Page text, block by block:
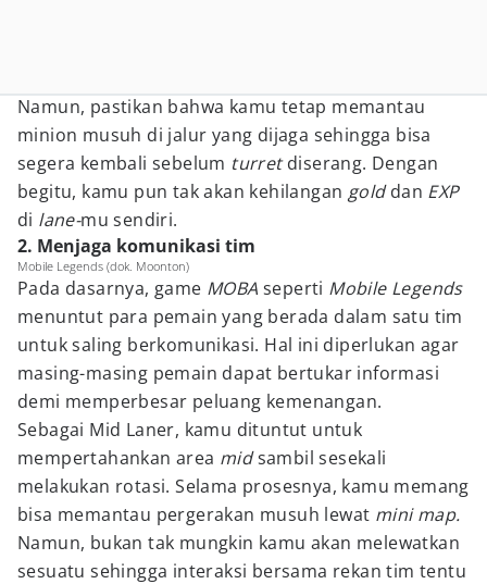
Namun, pastikan bahwa kamu tetap memantau
minion musuh di jalur yang dijaga sehingga bisa
segera kembali sebelum turretdiserang. Dengan
begitu, kamu pun tak akan kehilangan golddan EXP
di lane-mu sendiri.
2. Menjaga komunikasi tim
Mobile Legends (dok. Moonton)
Pada dasarnya, game MOBA seperti Mobile Legends
menuntut para pemain yang berada dalam satu tim
untuk saling berkomunikasi. Hal ini diperlukan agar
masing-masing pemain dapat bertukar informasi
demi memperbesar peluang kemenangan.
Sebagai Mid Laner, kamu dituntut untuk
mempertahankan area midsambil sesekali
melakukan rotasi. Selama prosesnya, kamu memang
bisa memantau pergerakan musuh lewat mini map.
Namun, bukan tak mungkin kamu akan melewatkan
sesuatu sehingga interaksi bersama rekan tim tentu